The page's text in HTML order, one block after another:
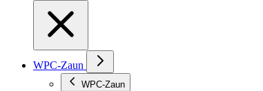
WPC-Zaun
WPC-Zaun